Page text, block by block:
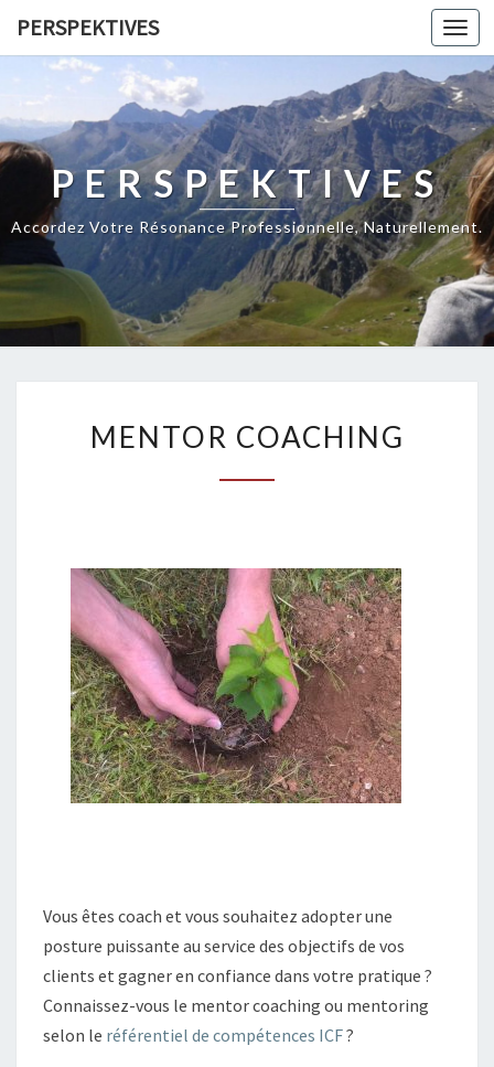
PERSPEKTIVES
PERSPEKTIVES
Accordez Votre Résonance Professionnelle, Naturellement.
E
T
C
H
I
N
G
MENTOR COACHING
Vous êtes coach et vous souhaitez adopter une
posture puissante au service des objectifs de vos
clients et gagner en confiance dans votre pratique ?
Connaissez-vous le mentor coaching ou mentoring
selon le référentiel de compétences ICF?